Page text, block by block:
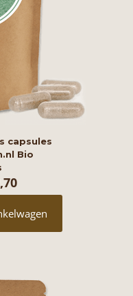
capsules
Bio
Huidige
prijs
is:
€12,70.